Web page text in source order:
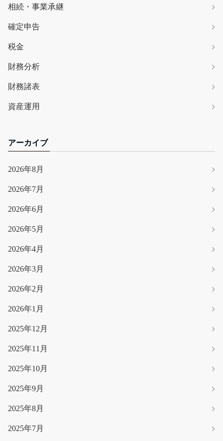
相続・事業承継
確定申告
税金
財務分析
財務諸表
資産運用
アーカイブ
2026年8月
2026年7月
2026年6月
2026年5月
2026年4月
2026年3月
2026年2月
2026年1月
2025年12月
2025年11月
2025年10月
2025年9月
2025年8月
2025年7月